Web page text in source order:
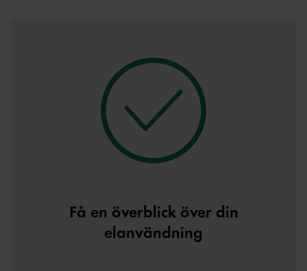
Få en överblick över din
elanvändning